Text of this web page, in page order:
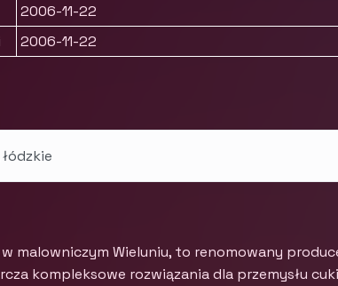
2006-11-22
2006-11-22
malowniczym Wieluniu, to renomowany
kompleksowe rozwiązania dla przemysłu